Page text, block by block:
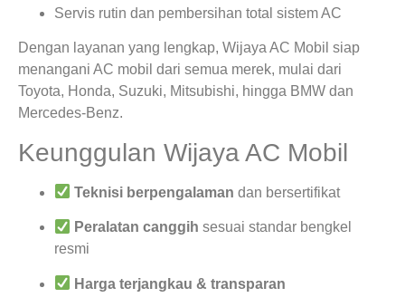
Servis rutin dan pembersihan total sistem AC
Dengan layanan yang lengkap, Wijaya AC Mobil siap
menangani AC mobil dari semua merek, mulai dari
Toyota, Honda, Suzuki, Mitsubishi, hingga BMW dan
Mercedes-Benz.
Keunggulan Wijaya AC Mobil
Teknisi berpengalaman dan bersertifikat
Peralatan canggih sesuai standar bengkel
resmi
Harga terjangkau & transparan